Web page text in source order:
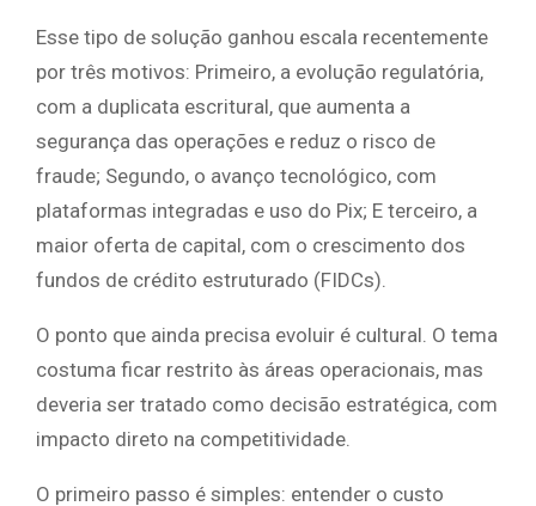
Esse tipo de solução ganhou escala recentemente
por três motivos: Primeiro, a evolução regulatória,
com a duplicata escritural, que aumenta a
segurança das operações e reduz o risco de
fraude; Segundo, o avanço tecnológico, com
plataformas integradas e uso do Pix; E terceiro, a
maior oferta de capital, com o crescimento dos
fundos de crédito estruturado (FIDCs).
O ponto que ainda precisa evoluir é cultural. O tema
costuma ficar restrito às áreas operacionais, mas
deveria ser tratado como decisão estratégica, com
impacto direto na competitividade.
O primeiro passo é simples: entender o custo